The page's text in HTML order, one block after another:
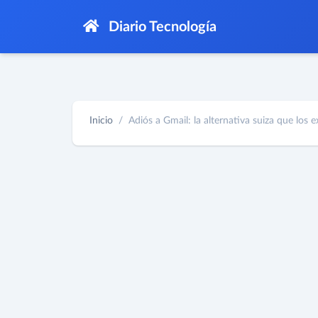
Diario Tecnología
Inicio Adiós a Gmail: la alternativa suiza que los